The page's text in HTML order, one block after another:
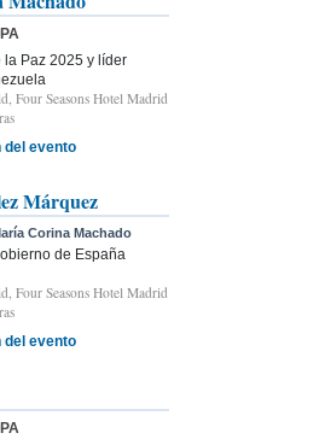
la Paz 2025 y líder
Four Seasons Hotel Madrid
del evento
Márquez
Corina Machado
de España
Four Seasons Hotel Madrid
del evento